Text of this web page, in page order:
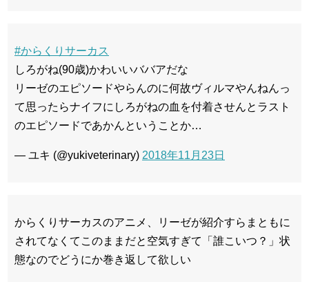
#からくりサーカス
しろがね(90歳)かわいいババアだな
リーゼのエピソードやらんのに何故ヴィルマやんねんっ
て思ったらナイフにしろがねの血を付着させんとラスト
のエピソードであかんということか…
— ユキ (@yukiveterinary) 2018年11月23日
からくりサーカスのアニメ、リーゼが紹介すらまともに
されてなくてこのままだと空気すぎて「誰こいつ？」状
態なのでどうにか巻き返して欲しい